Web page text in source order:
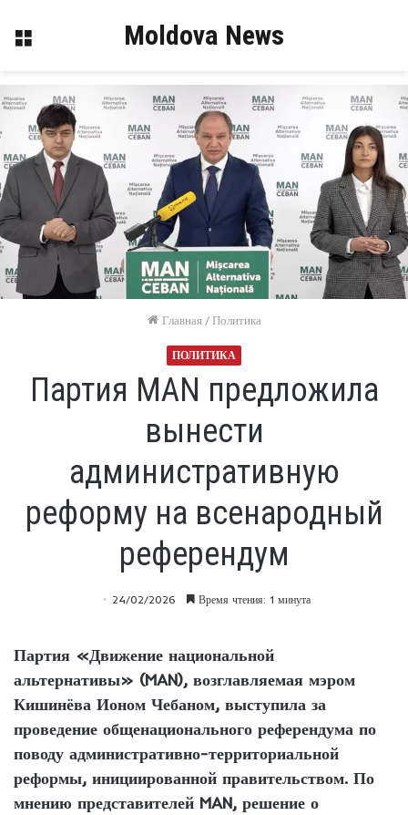
Меню Moldova News
Главная / Политика
ПОЛИТИКА
Партия MAN предложила
вынести
административную
реформу на всенародный
референдум
24/02/2026 Время чтения: 1 минута
Партия «Движение национальной
альтернативы» (MAN), возглавляемая мэром
Кишинёва Ионом Чебаном, выступила за
проведение общенационального референдума по
поводу административно-территориальной
реформы, инициированной правительством. По
мнению представителей MAN, решение о